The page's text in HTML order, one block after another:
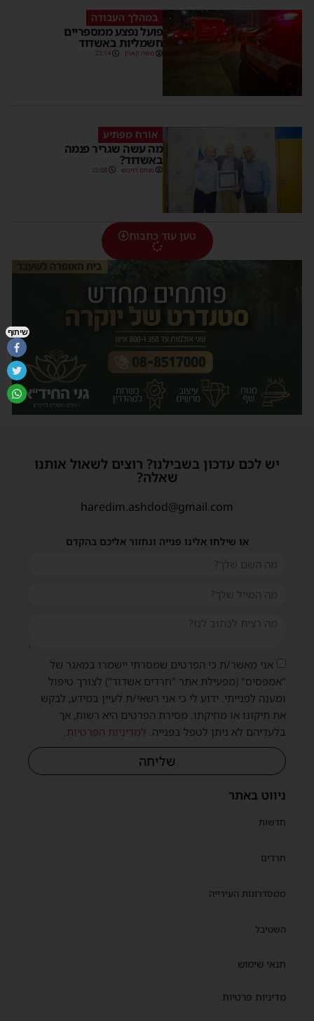
במהלך העבודה
פועל נפצע ממספריים
חשמליות באשדוד
משה קאהן 22:14
אורח מפתיע
מה עשה שגריר פנמה
באשדוד?
מנחם דויטש 22:08
טען עוד כתבות
ניווט באתר
חדשות
חרדים
ממסדרונות העירייה
השטיבל
תנאי שימוש
מדיניות פרטיות
יש לכם עדכון בשבילנו? רוצים לשאול אותנו
שאלה?
haredim.ashdod@gmail.com
או שילחו אלינו פנייה ונחזור אליכם בהקדם
אני מאשר/ת כי הפרטים שמסרתי יישמרו במאגר של
"אמפסיס" (מפעילת אתר "חרדים אשדוד") לצורך טיפול
ומענה לפנייתי. ידוע לי כי אני רשאי/ת לעיין במידע, לבקש
את תיקונו או מחיקתו. מסירת הפרטים היא רשות, אך
בלעדיהם לא ניתן לטפל בפנייה. למדיניות הפרטיות.
שליחה
שיתוף